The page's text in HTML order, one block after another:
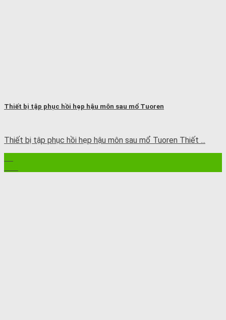
Thiết bị tập phục hồi hẹp hậu môn sau mổ Tuoren
Thiết bị tập phục hồi hẹp hậu môn sau mổ Tuoren Thiết ...